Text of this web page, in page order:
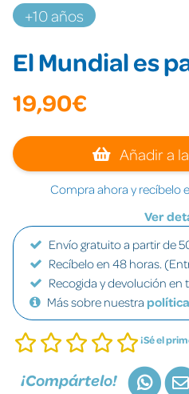
+10 años
El Mundial es
19,90€
Añadir a
Compra ahora y recíbelo
Ver
Envío gratuito a partir de
Recíbelo en 48 horas.
Recogida y devolución en
Más sobre nuestra
¡Sé el
¡Compártelo!